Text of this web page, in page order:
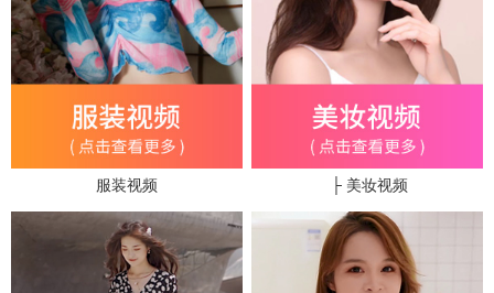
服装视频 ├ 美妆视频